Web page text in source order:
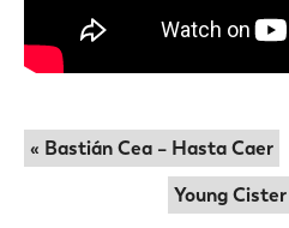
« Bastián Cea – Hasta Caer
Young